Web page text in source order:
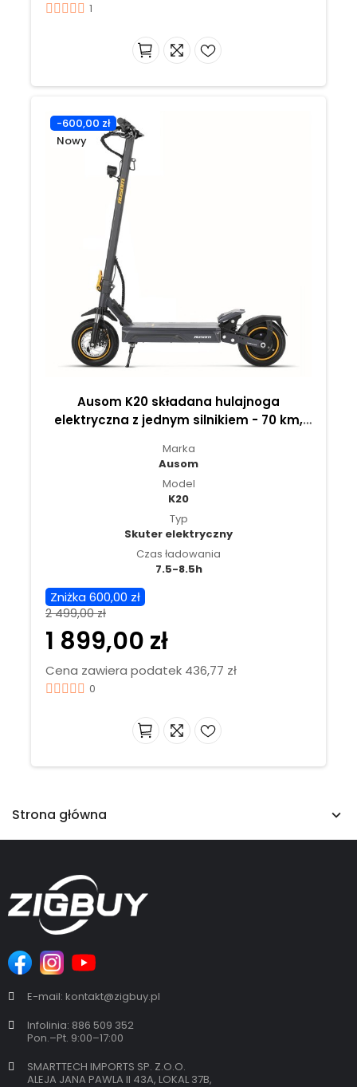
Strona główna
1
-600,00 zł
Nowy
Ausom K20 składana hulajnoga
elektryczna z jednym silnikiem - 70 km,
codzienna
Marka
Ausom
Model
K20
Typ
Skuter elektryczny
Czas ładowania
7.5-8.5h
Zniżka 600,00 zł
2 499,00 zł
1 899,00 zł
Cena zawiera podatek 436,77 zł
0
E-mail: kontakt@zigbuy.pl
Infolinia: 886 509 352
Pon.–Pt. 9:00–17:00
SMARTTECH IMPORTS SP. Z.O.O.
ALEJA JANA PAWLA II 43A, LOKAL 37B,